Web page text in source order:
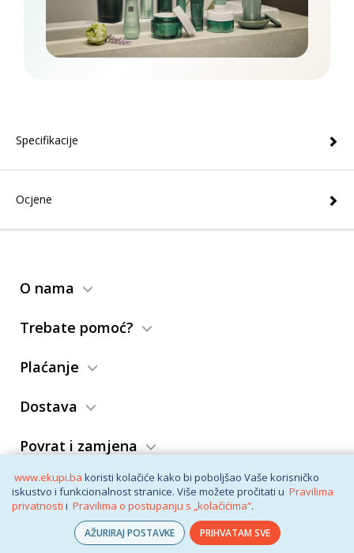
www.ekupi.ba koristi kolačiće kako bi poboljšao Vaše korisničko
iskustvo i funkcionalnost stranice. Više možete pročitati u Pravilima
privatnosti i Pravilima o postupanju s „kolačićima“.
AŽURIRAJ POSTAVKE PRIHVATAM SVE
Specifikacije
Ocjene
O nama
Trebate pomoć?
Plaćanje
Dostava
Povrat i zamjena
Opći uslovi
© eKupi2026. Vaša internet trgovina